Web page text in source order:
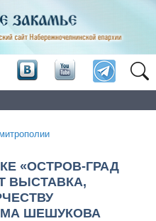
«ОСТРОВ-ГРАД
ВЫСТАВКА,
ШЕШУКОВА